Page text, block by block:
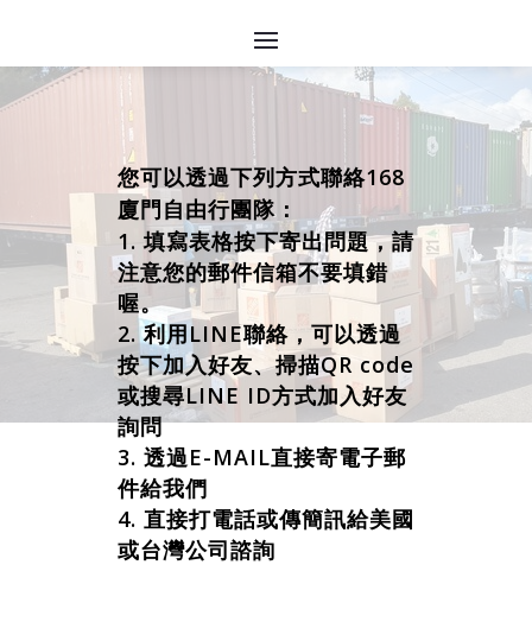
您可以透過下列方式聯絡168
廈門自由行團隊：
填寫表格按下寄出問題，請
注意您的郵件信箱不要填錯
喔。
利用LINE聯絡，可以透過
按下加入好友、掃描QR code
或搜尋LINE ID方式加入好友
詢問
透過E-MAIL直接寄電子郵
件給我們
直接打電話或傳簡訊給美國
或台灣公司諮詢